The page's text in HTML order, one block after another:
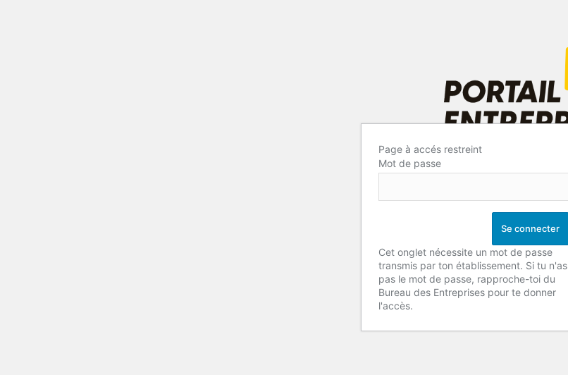
Page à accés restreint
Mot de passe
Cet onglet nécessite un mot de passe
transmis par ton établissement. Si tu n'as
pas le mot de passe, rapproche-toi du
Bureau des Entreprises pour te donner
l'accès.